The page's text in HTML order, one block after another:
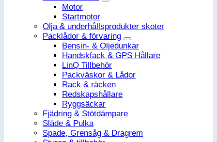
Motor
Startmotor
Olja & underhållsprodukter skoter
Packlådor & förvaring
Bensin- & Oljedunkar
Handskfack & GPS Hållare
LinQ Tillbehör
Packväskor & Lådor
Rack & räcken
Redskapshållare
Ryggsäckar
Fjädring & Stötdämpare
Släde & Pulka
Spade, Grensåg & Dragrem